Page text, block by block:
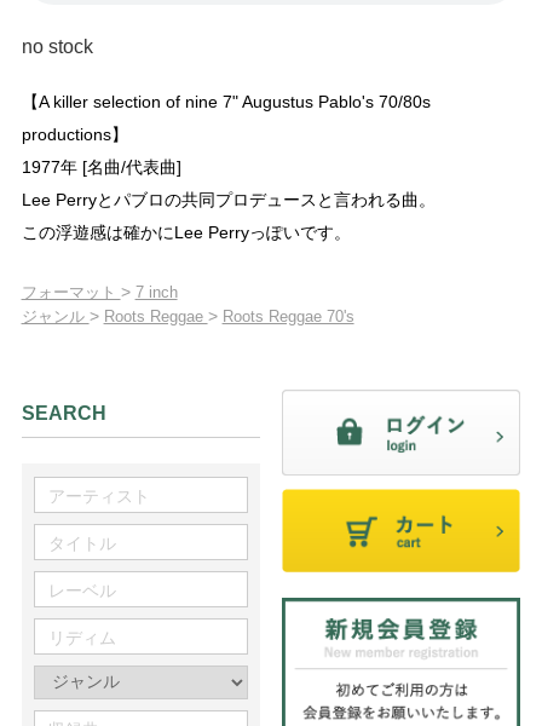
no stock
【A killer selection of nine 7" Augustus Pablo's 70/80s
productions】
1977年 [名曲/代表曲]
Lee Perryとパブロの共同プロデュースと言われる曲。
この浮遊感は確かにLee Perryっぽいです。
フォーマット > 7 inch
ジャンル > Roots Reggae > Roots Reggae 70's
SEARCH